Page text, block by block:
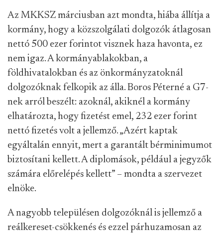
Az MKKSZ márciusban azt mondta, hiába állítja a
kormány, hogy a közszolgálati dolgozók átlagosan
nettó 500 ezer forintot visznek haza havonta, ez
nem igaz. A kormányablakokban, a
földhivatalokban és az önkormányzatoknál
dolgozóknak felkopik az álla. Boros Péterné a G7-
nek arról beszélt: azoknál, akiknél a kormány
elhatározta, hogy fizetést emel, 232 ezer forint
nettó fizetés volt a jellemző. „Azért kaptak
egyáltalán ennyit, mert a garantált bérminimumot
biztosítani kellett. A diplomások, például a jegyzők
számára előrelépés kellett” – mondta a szervezet
elnöke.
A nagyobb településen dolgozóknál is jellemző a
reálkereset-csökkenés és ezzel párhuzamosan az